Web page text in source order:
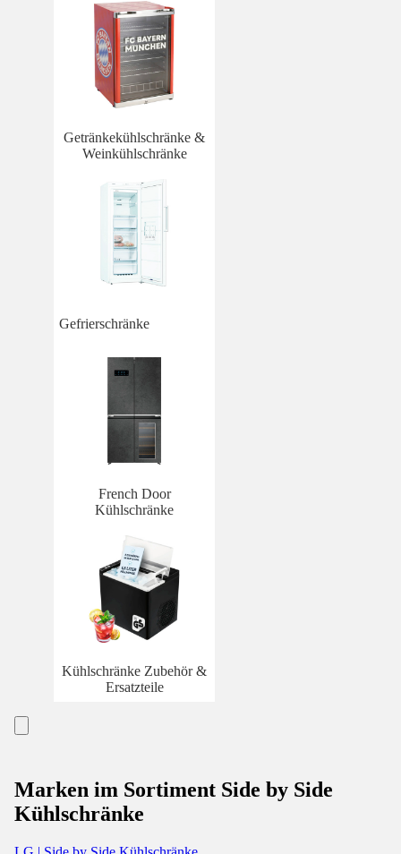
Getränkekühlschränke &
Weinkühlschränke
Gefrierschränke
French Door
Kühlschränke
Kühlschränke Zubehör &
Ersatzteile
Marken im Sortiment Side by Side
Kühlschränke